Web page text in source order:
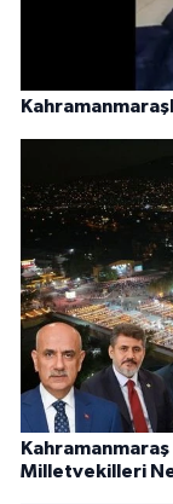
Milletvekilleri